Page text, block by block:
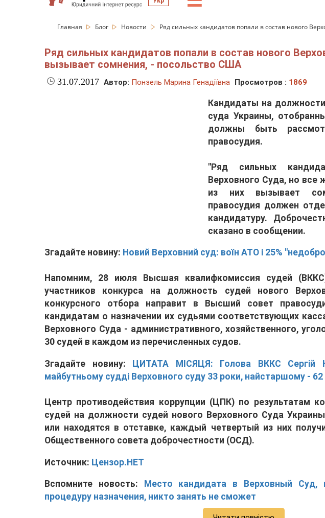
Главная Блог Новости Ряд сильных кандидатов попали в состав нового
Ряд сильных кандидатов попали в состав нового
вызывает сомнения, - посольство США
31.07.2017 Автор: Понзель Марина Генадіївна Просмотров : 1869
Кандидаты на
суда Украины,
должны быть
правосудия.
"Ряд сильных
Верховного Суда, но все
из них вызывает
правосудия должен
кандидатуру.
сказано в сообщении.
Згадайте новину: Новий Верховний суд: воїн АТО і 25%
Напомним, 28 июля Высшая квалифкомиссия судей
участников конкурса на должность судей нового
конкурсного отбора направит в Высший совет
кандидатам о назначении их судьями соответствующих
Верховного Суда - административного, хозяйственного,
30 судей в каждом из перечисленных судов.
Згадайте новину:
ЦИТАТА МІСЯЦЯ: Голова ВККС Сергій
майбутньому судді Верховного суду 33 роки, найстаршому - 62
Центр противодействия коррупции (ЦПК) по результатам
судей на должности судей нового Верховного Суда
или находятся в отставке, каждый четвертый из них
Общественного совета доброчестности (ОСД).
Источник: Цензор.НЕТ
Вспомните новость:
Место кандидата в Верховный Суд,
процедуру назначения, никто занять не сможет